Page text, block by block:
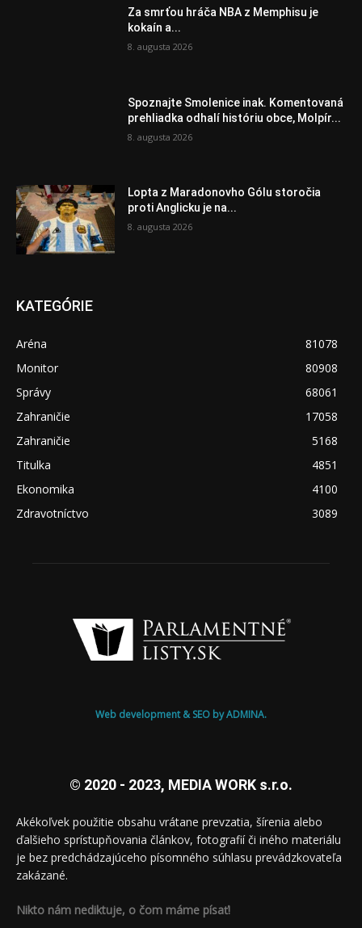
Za smrťou hráča NBA z Memphisu je
kokaín a...
8. augusta 2026
Spoznajte Smolenice inak. Komentovaná
prehliadka odhalí históriu obce, Molpír...
8. augusta 2026
Lopta z Maradonovho Gólu storočia
proti Anglicku je na...
8. augusta 2026
KATEGÓRIE
Aréna
81078
Monitor
80908
Správy
68061
Zahraničie
17058
Zahraničie
5168
Titulka
4851
Ekonomika
4100
Zdravotníctvo
3089
Web development & SEO by ADMINA.
© 2020 - 2023, MEDIA WORK s.r.o.
Akékoľvek použitie obsahu vrátane prevzatia, šírenia alebo
ďalšieho sprístupňovania článkov, fotografií či iného materiálu
je bez predchádzajúceho písomného súhlasu prevádzkovateľa
zakázané.
Nikto nám nediktuje, o čom máme písať!